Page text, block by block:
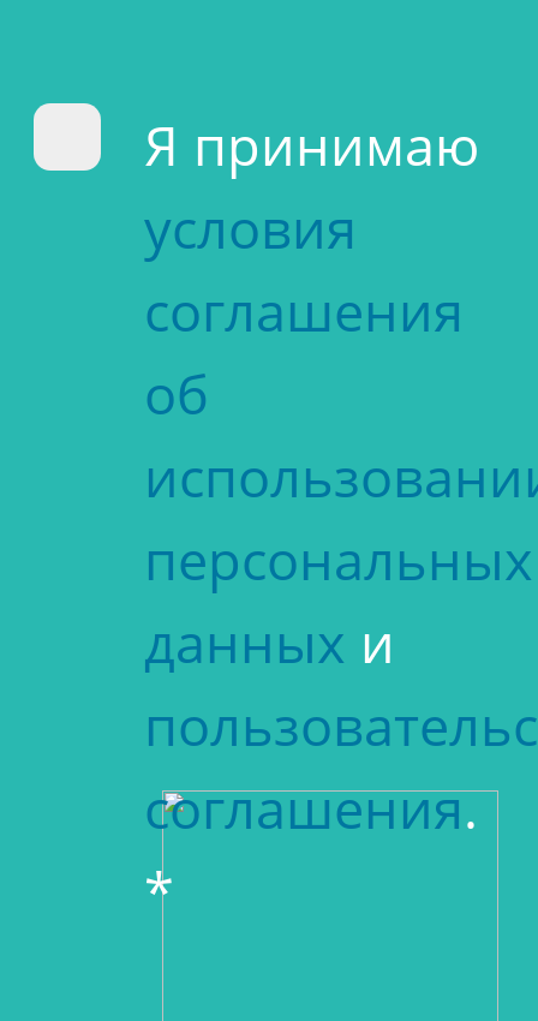
Я принимаю
условия
соглашения
об
персональных
данных и
соглашения.
*